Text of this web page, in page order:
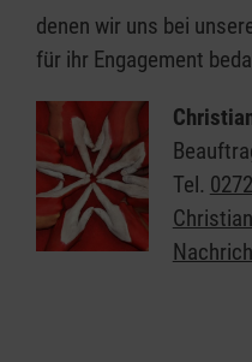
denen wir uns bei
für ihr Engagement
Tel.